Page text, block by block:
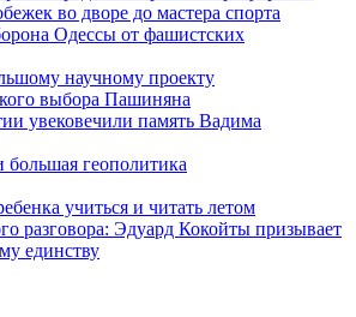
во дворе до мастера спорта
Одессы от фашистских
научному проекту
выбора Пашиняна
увековечили память Вадима
большая геополитика
учиться и читать летом
разговора: Эдуард Кокойты призывает
единству